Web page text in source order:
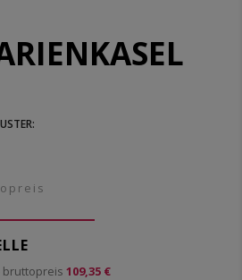
bruttopreis 109,35 €